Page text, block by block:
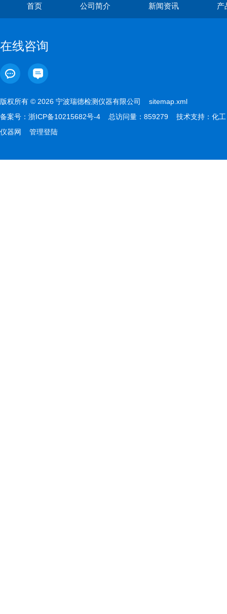
首页 公司简介 新闻资讯 产
在线咨询
版权所有 © 2026 宁波瑞德检测仪器有限公司 sitemap.xml
备案号： 浙ICP备10215682号-4 总访问量：859279 技术支持： 化工
仪器网
管理登陆